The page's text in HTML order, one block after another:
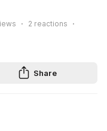
2 reactions
Share